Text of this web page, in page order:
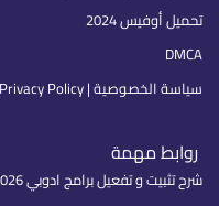
تحميل أوفيس 2024
DMCA
سياسة الخصوصية | Privacy Policy
روابط مهمة
شرح تثبيت و تفعيل برامج ادوبي 2026